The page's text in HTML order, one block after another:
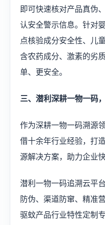
即可快速核对产品真伪
认安全警示信息。针对
点核验成分安全性、儿
含农药成分、激素的劣
单、更安全。
三、潜利深耕一物一码
作为深耕一物一码溯源
借十余年行业经验，打
源解决方案，助力企业
潜利一物一码追溯云平
防伪、渠道防窜、精准
驱蚊产品行业特性定制